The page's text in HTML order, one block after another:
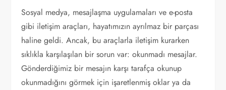
Sosyal medya, mesajlaşma uygulamaları ve e-posta
gibi iletişim araçları, hayatımızın ayrılmaz bir parçası
haline geldi. Ancak, bu araçlarla iletişim kurarken
sıklıkla karşılaşılan bir sorun var: okunmadı mesajlar.
Gönderdiğimiz bir mesajın karşı tarafça okunup
okunmadığını görmek için işaretlenmiş oklar ya da